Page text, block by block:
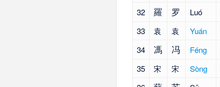
32
羅 罗 Luó
33
袁 袁 Yuán
34
馮 冯 Féng
35
宋 宋 Sòng